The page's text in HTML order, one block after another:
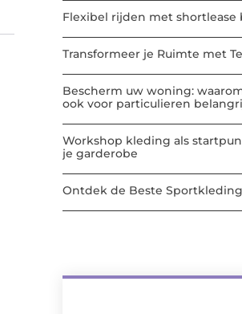
Flexibel rijden met shortlease
Transformeer je Ruimte met
Bescherm uw woning:
ook voor particulieren
Workshop kleding als
je garderobe
Ontdek de Beste